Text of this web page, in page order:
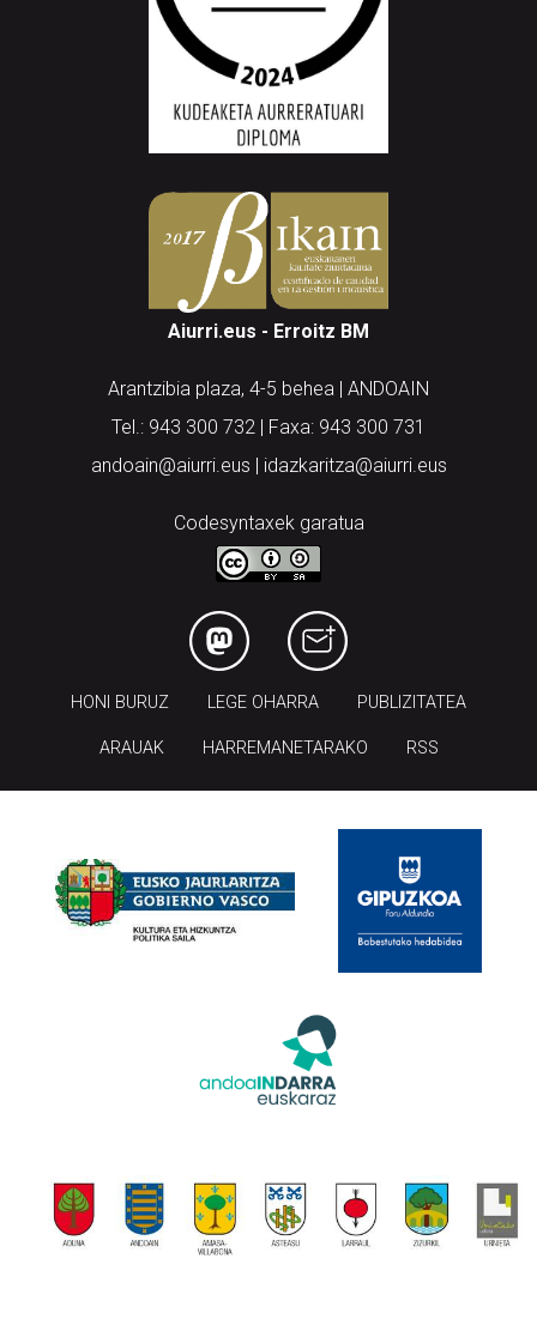
Aiurri.eus - Erroitz BM
Arantzibia plaza, 4-5 behea | ANDOAIN
Tel.: 943 300 732 | Faxa: 943 300 731
andoain@aiurri.eus | idazkaritza@aiurri.eus
Codesyntaxek garatua
HONI BURUZ LEGE OHARRA PUBLIZITATEA
ARAUAK HARREMANETARAKO RSS